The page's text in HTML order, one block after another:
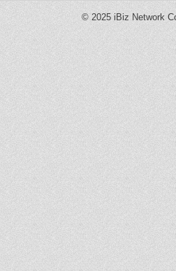
© 2025 iBiz Network